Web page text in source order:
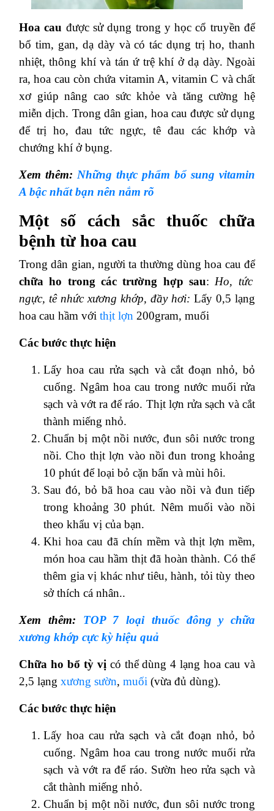
Hoa cau được sử dụng trong y học cổ truyền để
bổ tim, gan, dạ dày và có tác dụng trị ho, thanh
nhiệt, thông khí và tán ứ trệ khí ở dạ dày. Ngoài
ra, hoa cau còn chứa vitamin A, vitamin C và chất
xơ giúp nâng cao sức khỏe và tăng cường hệ
miễn dịch. Trong dân gian, hoa cau được sử dụng
để trị ho, đau tức ngực, tê đau các khớp và
chướng khí ở bụng.
Xem thêm: Những thực phẩm bổ sung vitamin
A bậc nhất bạn nên nắm rõ
Một số cách sắc thuốc chữa
bệnh từ hoa cau
Trong dân gian, người ta thường dùng hoa cau để
chữa ho trong các trường hợp sau: Ho, tức
ngực, tê nhức xương khớp, đầy hơi: Lấy 0,5 lạng
hoa cau hầm với thịt lợn 200gram, muối
Các bước thực hiện
Lấy hoa cau rửa sạch và cắt đoạn nhỏ, bỏ
cuống. Ngâm hoa cau trong nước muối rửa
sạch và vớt ra để ráo. Thịt lợn rửa sạch và cắt
thành miếng nhỏ.
Chuẩn bị một nồi nước, đun sôi nước trong
nồi. Cho thịt lợn vào nồi đun trong khoảng
10 phút để loại bỏ cặn bẩn và mùi hôi.
Sau đó, bỏ bã hoa cau vào nồi và đun tiếp
trong khoảng 30 phút. Nêm muối vào nồi
theo khẩu vị của bạn.
Khi hoa cau đã chín mềm và thịt lợn mềm,
món hoa cau hầm thịt đã hoàn thành. Có thể
thêm gia vị khác như tiêu, hành, tỏi tùy theo
sở thích cá nhân..
Xem thêm: TOP 7 loại thuốc đông y chữa
xương khớp cực kỳ hiệu quả
Chữa ho bổ tỳ vị có thể dùng 4 lạng hoa cau và
2,5 lạng xương sườn, muối (vừa đủ dùng).
Các bước thực hiện
Lấy hoa cau rửa sạch và cắt đoạn nhỏ, bỏ
cuống. Ngâm hoa cau trong nước muối rửa
sạch và vớt ra để ráo. Sườn heo rửa sạch và
cắt thành miếng nhỏ.
Chuẩn bị một nồi nước, đun sôi nước trong